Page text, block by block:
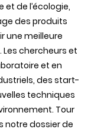
de l’écologie,
des produits
une meilleure
chercheurs et
et en
des start-
techniques
Tour
notre dossier de